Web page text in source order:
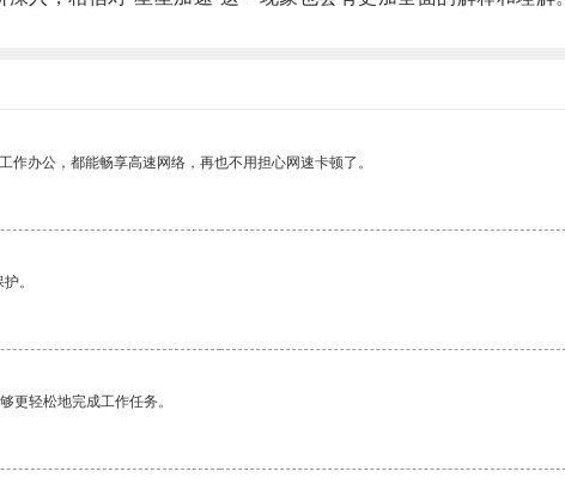
办公，都能畅享高速网络，再也不用担心网速卡顿了。
。
更轻松地完成工作任务。